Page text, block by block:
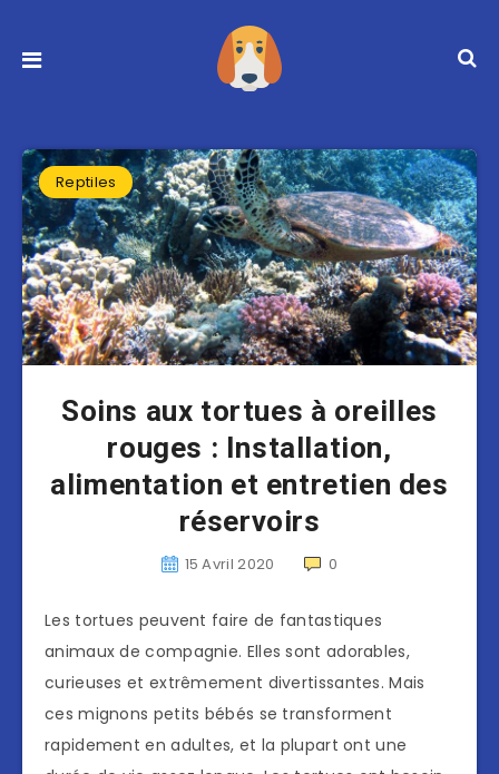
Reptiles
Soins aux tortues à oreilles
rouges : Installation,
alimentation et entretien des
réservoirs
15 Avril 2020 0
Les tortues peuvent faire de fantastiques
animaux de compagnie. Elles sont adorables,
curieuses et extrêmement divertissantes. Mais
ces mignons petits bébés se transforment
rapidement en adultes, et la plupart ont une